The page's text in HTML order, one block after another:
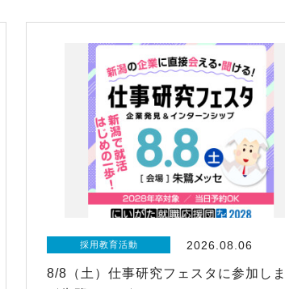
採用教育活動 2026.08.06
8/8（土）仕事研究フェスタに参加しま